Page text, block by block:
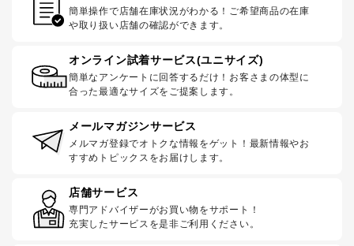
簡単操作で店舗在庫状況がわかる！ご希望商品の在庫
や取り扱い店舗の確認ができます。
オンライン試着サービス(ユニサイズ)
簡単なアンケートに回答するだけ！お客さまの体型に
合った最適なサイズをご提案します。
メールマガジンサービス
メルマガ登録でオトクな情報をゲット！最新情報やお
すすめトピックスをお届けします。
店舗サービス
専門アドバイザーがお買い物をサポート！
充実したサービスを是非ご利用ください。